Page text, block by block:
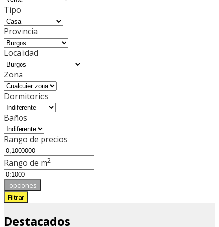
Tipo
Provincia
Localidad
Zona
Dormitorios
Baños
Rango de precios
Rango de m2
opciones
Filtrar
Destacados